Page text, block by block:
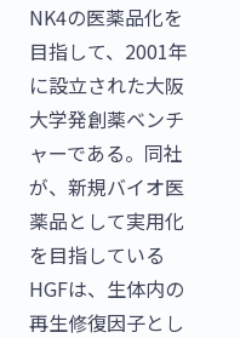
NK4の医薬品化を
目指して、2001年
に設立された大阪
大学発創薬ベンチ
ャーである。同社
が、新規バイオ医
薬品として実用化
を目指している
HGFは、生体内の
再生修復因子とし